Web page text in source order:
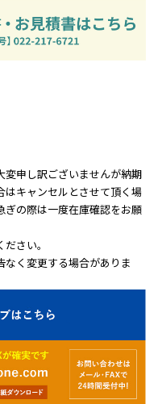
申し訳ございませんが納期
はキャンセルとさせて頂く場
の際は一度在庫確認をお願
さい。
く変更する場合がありま